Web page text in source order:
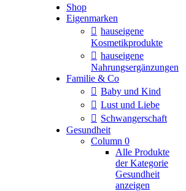
Shop
Eigenmarken
hauseigene
Kosmetikprodukte
hauseigene
Nahrungsergänzungen
Familie & Co
Baby und Kind
Lust und Liebe
Schwangerschaft
Gesundheit
Column 0
Alle Produkte
der Kategorie
Gesundheit
anzeigen